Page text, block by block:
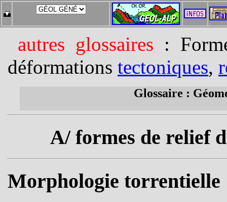
autres glossaires :
déformations tectoniques,
Glossaire :
A/ formes de relief
Morphologie torrentielle